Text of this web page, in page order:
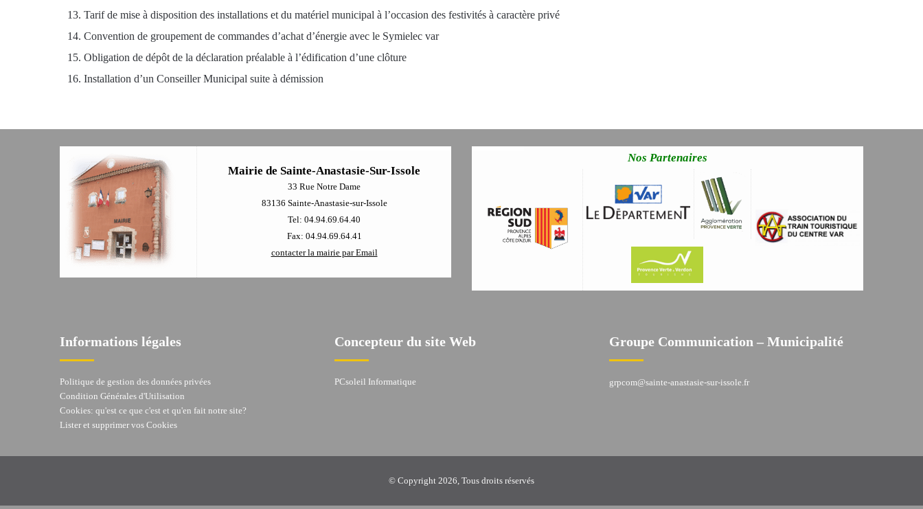
Tarif de mise à disposition des installations et du matériel municipal à l’occasion des festivités à caractère privé
Convention de groupement de commandes d’achat d’énergie avec le Symielec var
Obligation de dépôt de la déclaration préalable à l’édification d’une clôture
Installation d’un Conseiller Municipal suite à démission
Mairie de Sainte-Anastasie-Sur-Issole
33 Rue Notre Dame
83136 Sainte-Anastasie-sur-Issole
Tel: 04.94.69.64.40
Fax: 04.94.69.64.41
contacter la mairie par Email
Nos Partenaires
Informations légales
Politique de gestion des données privées
Condition Générales d'Utilisation
Cookies: qu'est ce que c'est et qu'en fait notre site?
Lister et supprimer vos Cookies
Concepteur du site Web
PCsoleil Informatique
Groupe Communication – Municipalité
grpcom@sainte-anastasie-sur-issole.fr
© Copyright 2026, Tous droits réservés